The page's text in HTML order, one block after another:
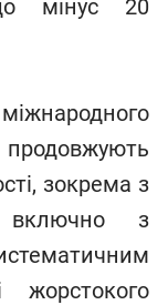
мінус 20
зокрема з
включно з
жорстокого